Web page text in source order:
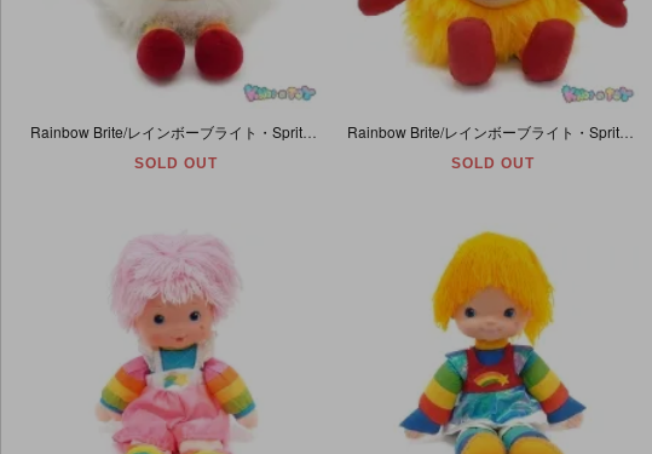
Rainbow Brite/レインボーブライト・Sprites/スプライト・Twink/トゥインク・ホワイト・ぬいぐるみ・Taco Bell/タコベル・1983年
SOLD OUT
Rainbow Brite/レインボーブライト・Sprites/スプライト・Spark/スパーク・イエロー・ぬいぐるみ・Mattel・1983年
SOLD OUT